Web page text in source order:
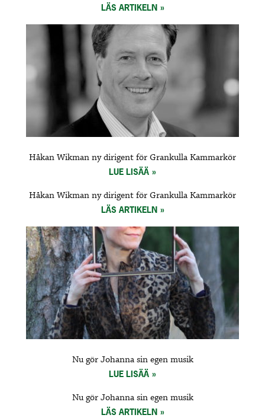
LÄS ARTIKELN
Håkan Wikman ny dirigent för Grankulla Kammarkör
LUE LISÄÄ
Håkan Wikman ny dirigent för Grankulla Kammarkör
LÄS ARTIKELN
Nu gör Johanna sin egen musik
LUE LISÄÄ
Nu gör Johanna sin egen musik
LÄS ARTIKELN